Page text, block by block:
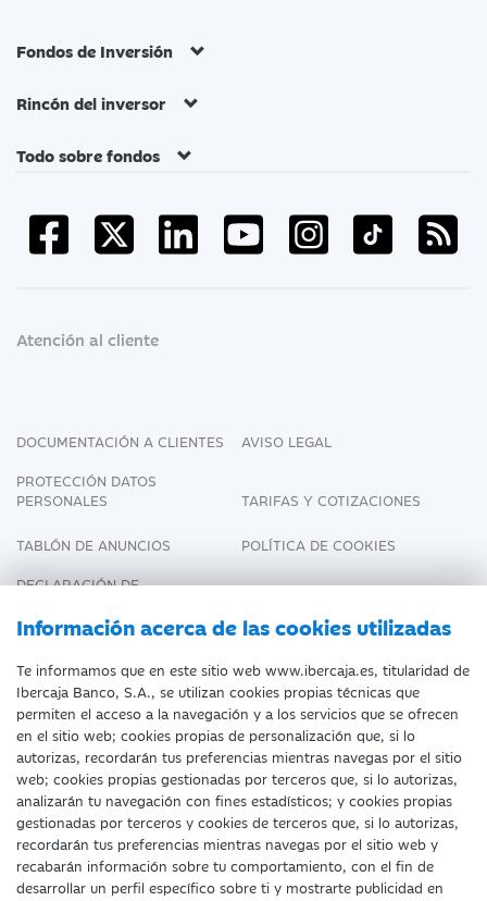
Información acerca de las cookies utilizadas
Te informamos que en este sitio web www.ibercaja.es, titularidad de
Ibercaja Banco, S.A., se utilizan cookies propias técnicas que
permiten el acceso a la navegación y a los servicios que se ofrecen
en el sitio web; cookies propias de personalización que, si lo
autorizas, recordarán tus preferencias mientras navegas por el sitio
web; cookies propias gestionadas por terceros que, si lo autorizas,
analizarán tu navegación con fines estadísticos; y cookies propias
gestionadas por terceros y cookies de terceros que, si lo autorizas,
recordarán tus preferencias mientras navegas por el sitio web y
recabarán información sobre tu comportamiento, con el fin de
desarrollar un perfil específico sobre ti y mostrarte publicidad en
Fondos de Inversión
Rincón del inversor
Todo sobre fondos
Atención al cliente
DOCUMENTACIÓN A CLIENTES
AVISO LEGAL
PROTECCIÓN DATOS
PERSONALES
TARIFAS Y COTIZACIONES
TABLÓN DE ANUNCIOS
POLÍTICA DE COOKIES
DECLARACIÓN DE
Fecha de Edición: 09/08/2026
©Ibercaja Banco, S.A. - IBERCAJA - NIF. A-
99319030 R.M. de Zaragoza (T.3865. F.1.
H.Z.-52186, Inscripc.1º).
Entidad de Crédito inscrita en el Registro
Especial del Banco de España con el código